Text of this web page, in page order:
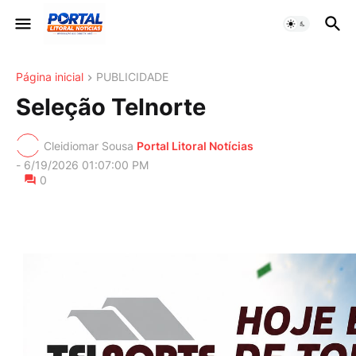
Página inicial PUBLICIDADE
Seleção Telnorte
Cleidiomar Sousa Portal Litoral Notícias
- 6/19/2026 01:07:00 PM
0